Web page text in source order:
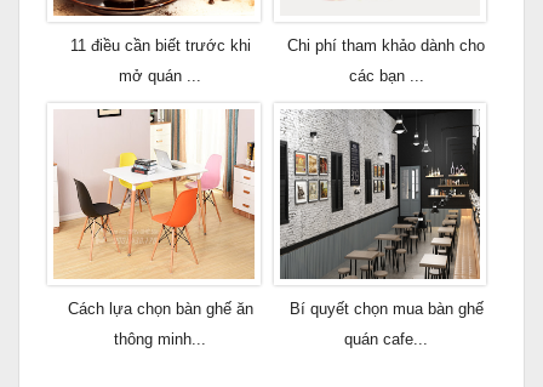
11 điều cần biết trước khi
mở quán ...
Chi phí tham khảo dành cho
các bạn ...
Cách lựa chọn bàn ghế ăn
thông minh...
Bí quyết chọn mua bàn ghế
quán cafe...